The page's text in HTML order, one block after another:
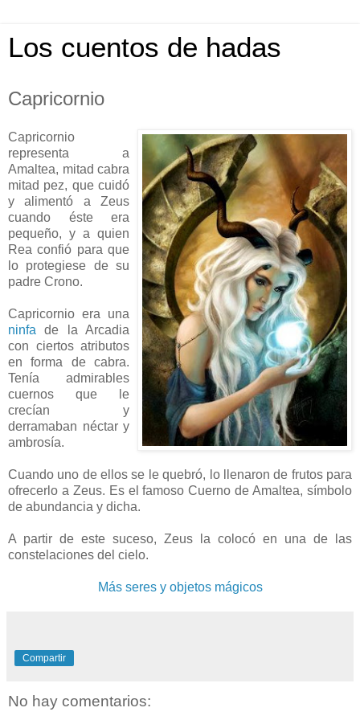
Los cuentos de hadas
Capricornio
Capricornio
representa a
Amaltea, mitad cabra
mitad pez, que cuidó
y alimentó a Zeus
cuando éste era
pequeño, y a quien
Rea confió para que
lo protegiese de su
padre Crono.
Capricornio era una
ninfa de la Arcadia
con ciertos atributos
en forma de cabra.
Tenía admirables
cuernos que le
crecían y
derramaban néctar y
ambrosía.
Cuando uno de ellos se le quebró, lo llenaron de frutos para
ofrecerlo a Zeus. Es el famoso Cuerno de Amaltea, símbolo
de abundancia y dicha.
A partir de este suceso, Zeus la colocó en una de las
constelaciones del cielo.
Más seres y objetos mágicos
Compartir
No hay comentarios: